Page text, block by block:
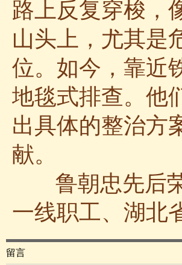
路上反复穿梭，
山头上，尤其是
位。如今，靠近
地毯式排查。他
出具体的整治方
献。
鲁朝忠先后荣
一线职工、湖北
留言